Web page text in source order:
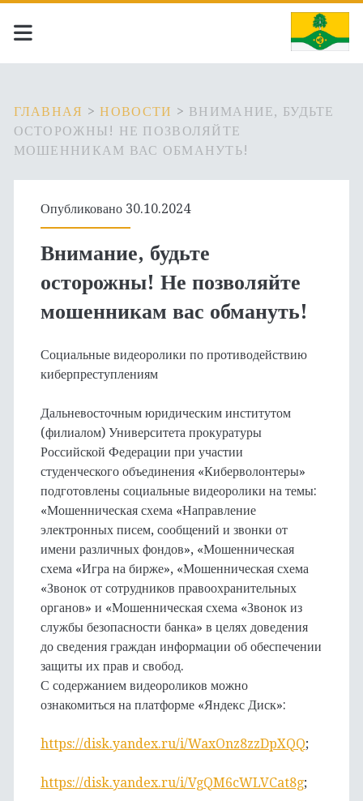
ГЛАВНАЯ >НОВОСТИ > ВНИМАНИЕ, БУДЬТЕ
ОСТОРОЖНЫ! НЕ ПОЗВОЛЯЙТЕ
МОШЕННИКАМ ВАС ОБМАНУТЬ!
Опубликовано 30.10.2024
Внимание, будьте
осторожны! Не позволяйте
мошенникам вас обмануть!
Социальные видеоролики по противодействию
киберпреступлениям
Дальневосточным юридическим институтом
(филиалом) Университета прокуратуры
Российской Федерации при участии
студенческого объединения «Киберволонтеры»
подготовлены социальные видеоролики на темы:
«Мошенническая схема «Направление
электронных писем, сообщений и звонки от
имени различных фондов», «Мошенническая
схема «Игра на бирже», «Мошенническая схема
«Звонок от сотрудников правоохранительных
органов» и «Мошенническая схема «Звонок из
службы безопасности банка» в целях доведения
до сведения граждан информации об обеспечении
защиты их прав и свобод.
С содержанием видеороликов можно
ознакомиться на платформе «Яндекс Диск»:
https://disk.yandex.ru/i/WaxOnz8zzDpXQQ;
https://disk.yandex.ru/i/VgQM6cWLVCat8g;